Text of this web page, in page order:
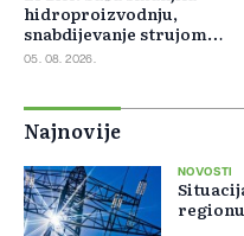
hidroproizvodnju,
snabdijevanje strujom
ostaje stabilno
05. 08. 2026.
Najnovije
NOVOSTI